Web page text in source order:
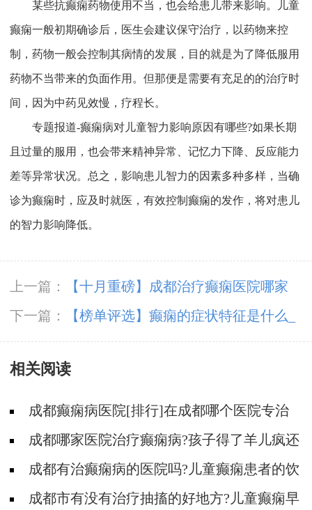
某些抗癫痫药物使用不当，也会给患儿带来影响。儿童
癫痫一般初期确诊后，医生会建议保守治疗，以药物来控
制，药物一般会控制其病情的发展，目的就是为了降低服用
药物不当带来的负面作用。但那便是需要有充足的的治疗时
间，因为中药见效慢，疗程长。
专题报道-癫痫病对儿童智力影响原因有哪些?如果长期
且过量的服用，也会带来精神异常、记忆力下降、反应能力
差等异常状况。总之，影响患儿智力的因素多种多样，当确
诊为癫痫时，应及时就医，有效控制癫痫的发作，将对患儿
的智力影响降低。
上一篇：
【十月重磅】成都治疗癫痫医院哪家
好-癫痫抽搐会影响儿童智力吗?
下一篇：
【榜单评选】癫痫的症状特征是什么_
成都靠谱的癫痫病医院?
相关阅读
成都癫痫病医院[排行]在成都哪个医院专治
儿童癫痫好?
成都哪家医院治疗癫痫病?孩子得了羊儿疯还
能治疗好吗?
成都有治癫痫病的医院吗?儿童癫痫患者的饮
食怎么调整?
成都市有没有治疗抽搐的好地方?儿童癫痫早